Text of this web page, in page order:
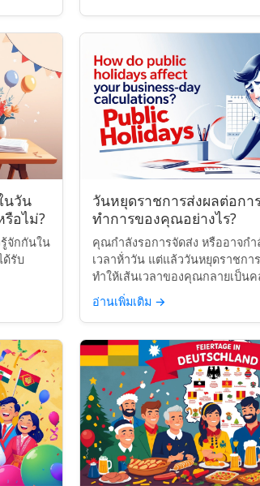
นวัน
อไม่?
จักกันใน
รับ
วันหยุดราชการส่งผลต่อก
ทำการของคุณอย่างไร?
คุณกำลังรอการจัดส่ง หรืออาจก
เวลาห้่าวัน แต่แล้ววันหยุดราชกา
ทำให้เส้นเวลาของคุณกลายเป็นค
อ่านเพิ่มเติม →